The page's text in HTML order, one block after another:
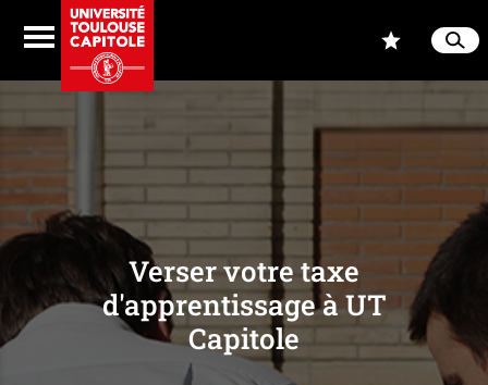
Menu
Verser votre taxe
d'apprentissage à UT
Capitole